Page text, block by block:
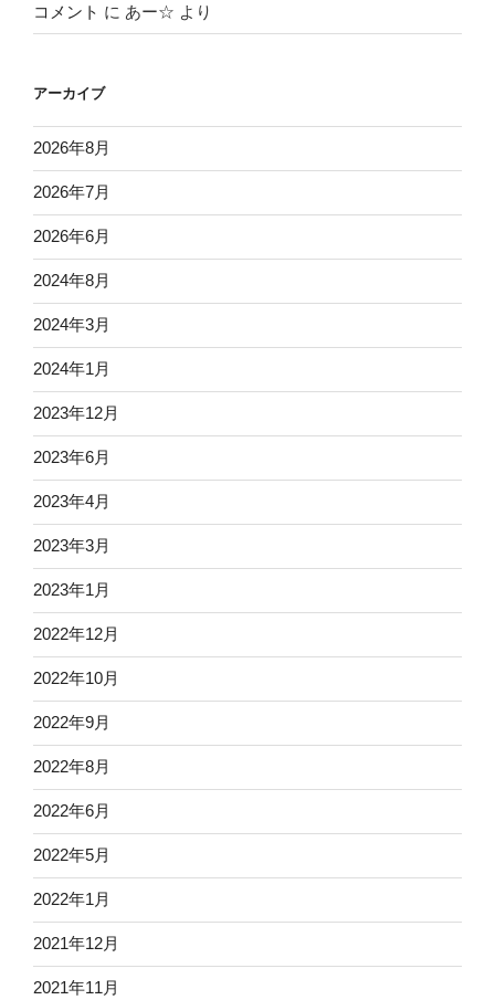
コメント に あー☆ より
アーカイブ
2026年8月
2026年7月
2026年6月
2024年8月
2024年3月
2024年1月
2023年12月
2023年6月
2023年4月
2023年3月
2023年1月
2022年12月
2022年10月
2022年9月
2022年8月
2022年6月
2022年5月
2022年1月
2021年12月
2021年11月